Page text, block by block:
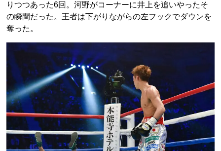
りつつあった6回。河野がコーナーに井上を追いやったそ
の瞬間だった。王者は下がりながらの左フックでダウンを
奪った。